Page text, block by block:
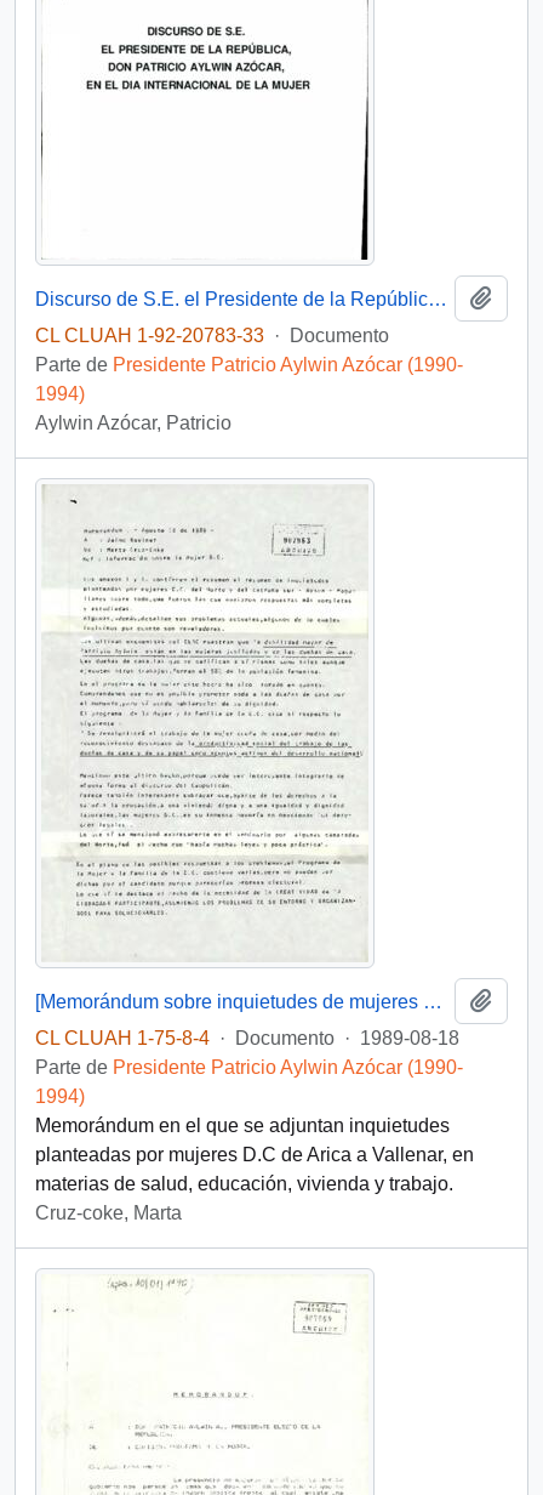
Discurso de S.E. el Presidente de la República, don Patricio Aylwin Azócar, en el Día Internacional de la Mujer
CL CLUAH 1-92-20783-33 ·
Documento
Parte de Presidente Patricio Aylwin Azócar (1990-
1994)
Aylwin Azócar, Patricio
[Memorándum sobre inquietudes de mujeres D.C]
CL CLUAH 1-75-8-4 · Documento · 1989-08-18
Parte de Presidente Patricio Aylwin Azócar (1990-
1994)
Memorándum en el que se adjuntan inquietudes
planteadas por mujeres D.C de Arica a Vallenar, en
materias de salud, educación, vivienda y trabajo.
Cruz-coke, Marta